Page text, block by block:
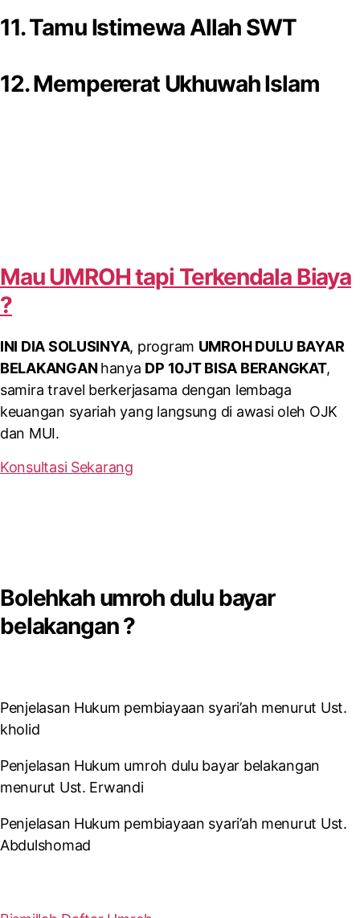
11. Tamu Istimewa Allah SWT
12. Mempererat Ukhuwah Islam
MauUMROHtapi Terkendala Biaya
?
INI DIA SOLUSINYA, program UMROH DULU BAYAR
BELAKANGAN hanya DP 10JT BISA BERANGKAT,
samira travel berkerjasama dengan lembaga
keuangan syariah yang langsung di awasi oleh OJK
dan MUI.
Konsultasi Sekarang
Bolehkah umroh dulu bayar
belakangan ?
Penjelasan Hukum pembiayaan syari’ah menurut Ust.
kholid
Penjelasan Hukum umroh dulu bayar belakangan
menurut Ust. Erwandi
Penjelasan Hukum pembiayaan syari’ah menurut Ust.
Abdulshomad